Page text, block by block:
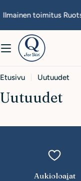
sisältöön
Ilmainen toimitus
Etusivu Uutuudet
Uutuudet
Aukioloajat